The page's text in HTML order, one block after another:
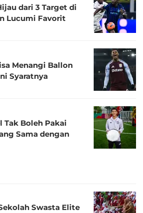
dari 3 Target di
Lucumi Favorit
Menangi Ballon
Syaratnya
Tak Boleh Pakai
Sama dengan
Swasta Elite